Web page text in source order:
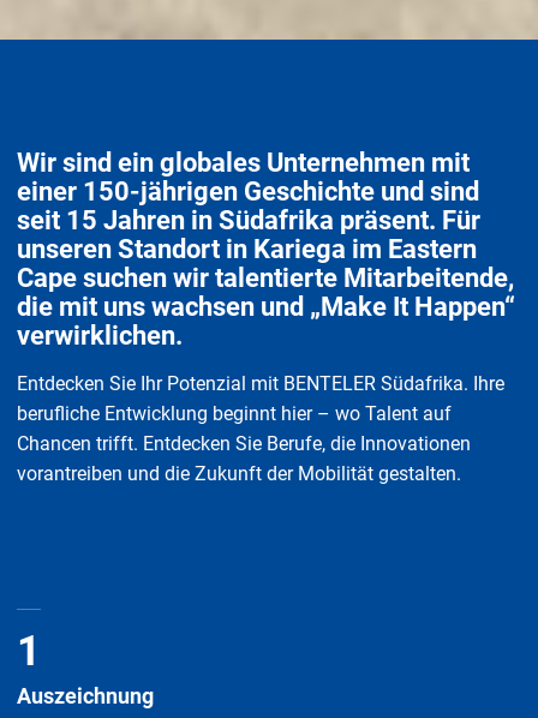
Wir sind ein globales Unternehmen mit
einer 150-jährigen Geschichte und sind
seit 15 Jahren in Südafrika präsent. Für
unseren Standort in Kariega im Eastern
Cape suchen wir talentierte Mitarbeitende,
die mit uns wachsen und „Make It Happen“
verwirklichen.
Entdecken Sie Ihr Potenzial mit BENTELER Südafrika. Ihre
berufliche Entwicklung beginnt hier – wo Talent auf
Chancen trifft. Entdecken Sie Berufe, die Innovationen
vorantreiben und die Zukunft der Mobilität gestalten.
1
Auszeichnung